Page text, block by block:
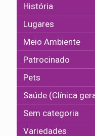
História
Lugares
Meio Ambiente
Patrocinado
Pets
Saúde (Clínica
Sem categoria
Variedades